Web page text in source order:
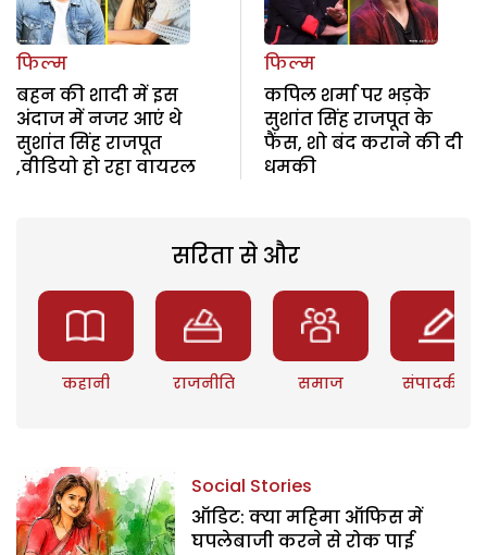
फिल्म
बहन की शादी में इस
अंदाज में नजर आएं थे
सुशांत सिंह राजपूत
,वीडियो हो रहा वायरल
फिल्म
कपिल शर्मा पर भड़के
सुशांत सिंह राजपूत के
फैंस, शो बंद कराने की दी
धमकी
सरिता से और
कहानी राजनीति समाज संपादकीय
Social Stories
ऑडिट: क्या महिमा ऑफिस में
घपलेबाजी करने से रोक पाई